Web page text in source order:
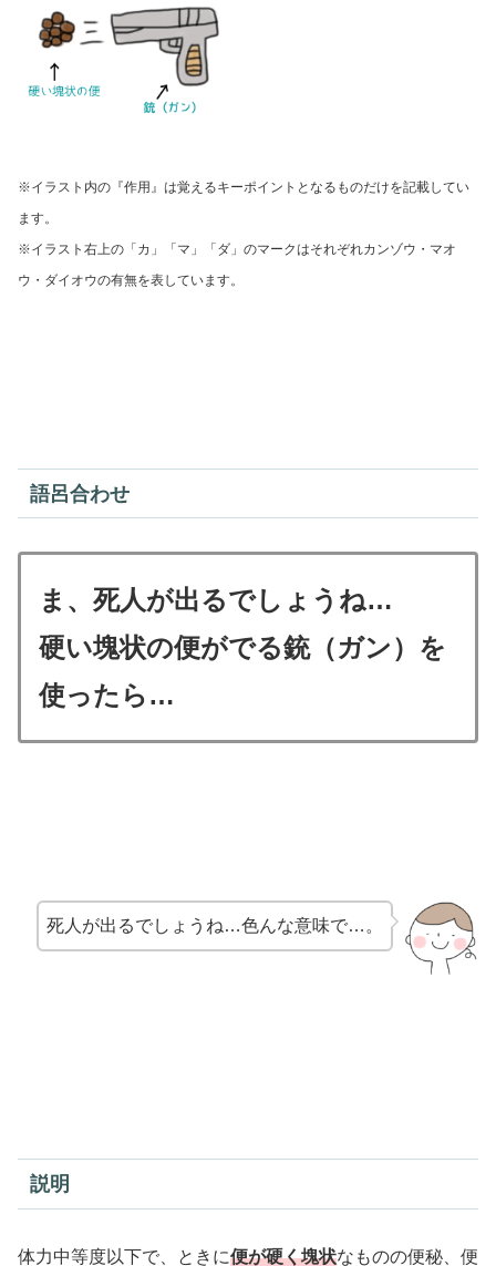
※イラスト内の『作用』は覚えるキーポイントとなるものだけを記載してい
ます。
※イラスト右上の「カ」「マ」「ダ」のマークはそれぞれカンゾウ・マオ
ウ・ダイオウの有無を表しています。
語呂合わせ
ま、死人が出るでしょうね…
硬い塊状の便がでる銃（ガン）を
使ったら…
死人が出るでしょうね…色んな意味で…。
説明
体力中等度以下で、ときに便が硬く塊状なものの便秘、便